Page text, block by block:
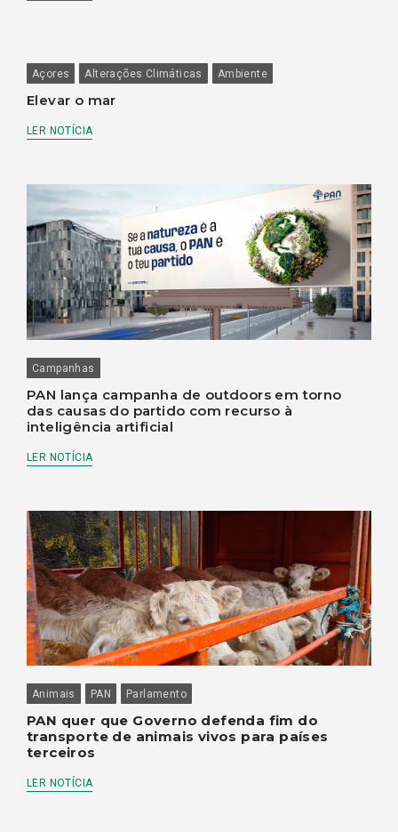
Açores Alterações Climáticas Ambiente
Elevar o mar
LER NOTÍCIA
Campanhas
PAN lança campanha de outdoors em torno
das causas do partido com recurso à
inteligência artificial
LER NOTÍCIA
Animais PAN Parlamento
PAN quer que Governo defenda fim do
transporte de animais vivos para países
terceiros
LER NOTÍCIA